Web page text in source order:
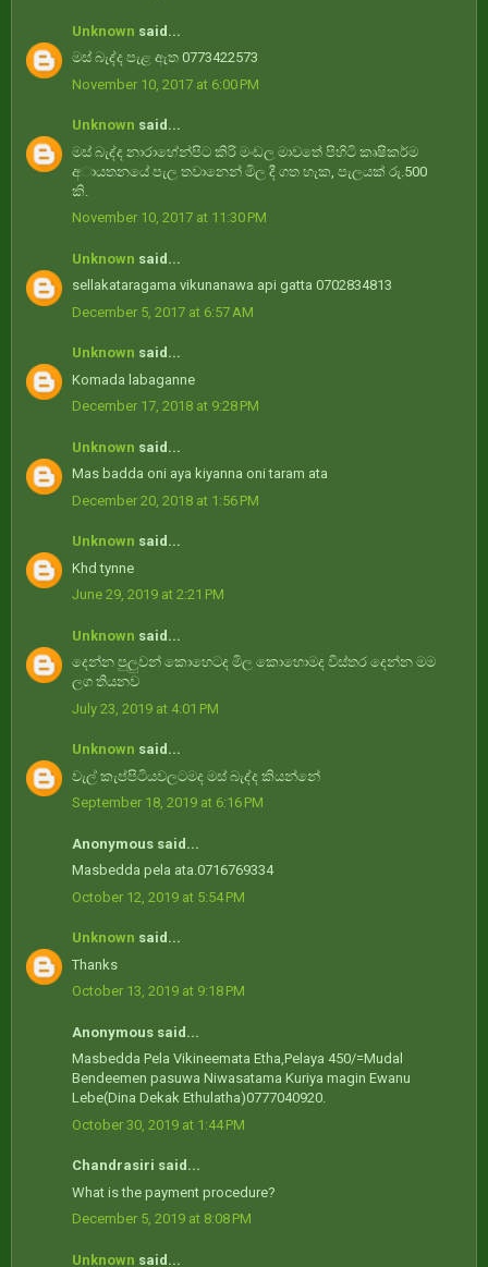
Unknown said...
මස් බැද්ද පැළ ඇත 0773422573
November 10, 2017 at 6:00 PM
Unknown said...
මස් බැද්ද නාරාහේන්පිට කිරි මංඩල මාවතේ පිහිටි කෘෂිකර්ම
අායතනයේ පැල තවානෙන් මිල දී ගත හැක, පැලයක් රු.500
කි.
November 10, 2017 at 11:30 PM
Unknown said...
sellakataragama vikunanawa api gatta 0702834813
December 5, 2017 at 6:57 AM
Unknown said...
Komada labaganne
December 17, 2018 at 9:28 PM
Unknown said...
Mas badda oni aya kiyanna oni taram ata
December 20, 2018 at 1:56 PM
Unknown said...
Khd tynne
June 29, 2019 at 2:21 PM
Unknown said...
දෙන්න පුලුවන් කොහෙටද මිල කොහොමද විස්තර දෙන්න මම
ලග තියනව
July 23, 2019 at 4:01 PM
Unknown said...
වැල් කැප්පිටියවලටමද මස් බැද්ද කියන්නේ
September 18, 2019 at 6:16 PM
Anonymous said...
Masbedda pela ata.0716769334
October 12, 2019 at 5:54 PM
Unknown said...
Thanks
October 13, 2019 at 9:18 PM
Anonymous said...
Masbedda Pela Vikineemata Etha,Pelaya 450/=Mudal
Bendeemen pasuwa Niwasatama Kuriya magin Ewanu
Lebe(Dina Dekak Ethulatha)0777040920.
October 30, 2019 at 1:44 PM
Chandrasiri said...
What is the payment procedure?
December 5, 2019 at 8:08 PM
Unknown said...